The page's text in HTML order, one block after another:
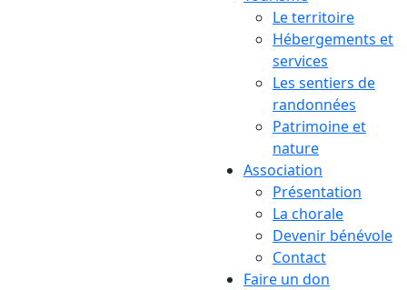
Le territoire
Hébergements et
services
Les sentiers de
randonnées
Patrimoine et
nature
Association
Présentation
La chorale
Devenir bénévole
Contact
Faire un don